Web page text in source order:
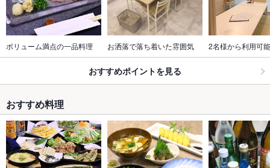
ボリューム満点の一品料理 お洒落で落ち着いた雰囲気 2名様から利用可
おすすめポイントを見る
おすすめ料理